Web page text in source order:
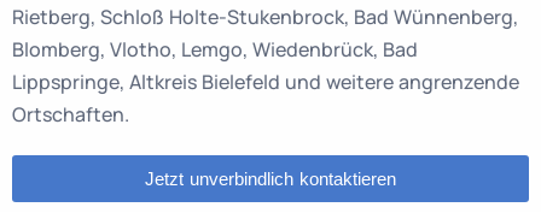
Rietberg, Schloß Holte-Stukenbrock, Bad Wünnenberg,
Blomberg, Vlotho, Lemgo, Wiedenbrück, Bad
Lippspringe, Altkreis Bielefeld und weitere angrenzende
Ortschaften.
Jetzt unverbindlich kontaktieren